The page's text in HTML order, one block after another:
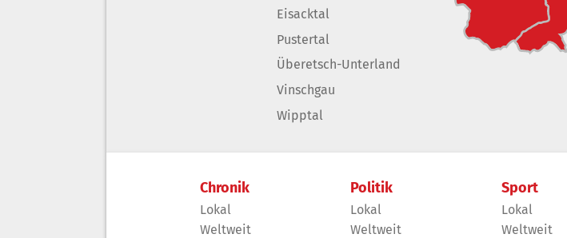
Eisacktal
Pustertal
Überetsch-Unterland
Vinschgau
Wipptal
Chronik
Lokal
Weltweit
Politik
Lokal
Weltweit
Sport
Lokal
Weltweit